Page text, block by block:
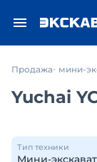
Продажа мини-
Yuchai
Тип техники